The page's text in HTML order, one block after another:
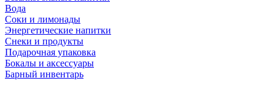
Вода
Соки и лимонады
Энергетические напитки
Снеки и продукты
Подарочная упаковка
Бокалы и аксессуары
Барный инвентарь